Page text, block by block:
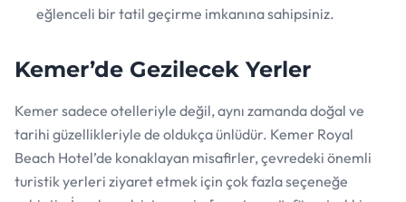
eğlenceli bir tatil geçirme imkanına sahipsiniz.
Kemer’de Gezilecek Yerler
Kemer sadece otelleriyle değil, aynı zamanda doğal ve
tarihi güzellikleriyle de oldukça ünlüdür. Kemer Royal
Beach Hotel’de konaklayan misafirler, çevredeki önemli
turistik yerleri ziyaret etmek için çok fazla seçeneğe